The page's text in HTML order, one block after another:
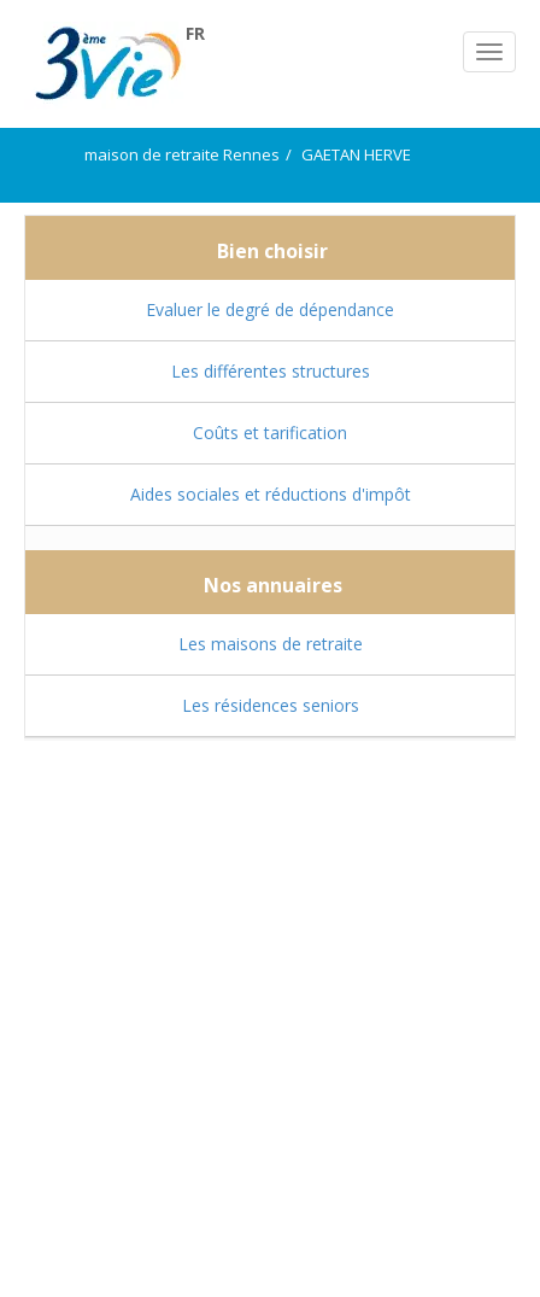
FR
maison de retraite Rennes GAETAN HERVE
Bien choisir
Evaluer le degré de dépendance
Les différentes structures
Coûts et tarification
Aides sociales et réductions d'impôt
Nos annuaires
Les maisons de retraite
Les résidences seniors